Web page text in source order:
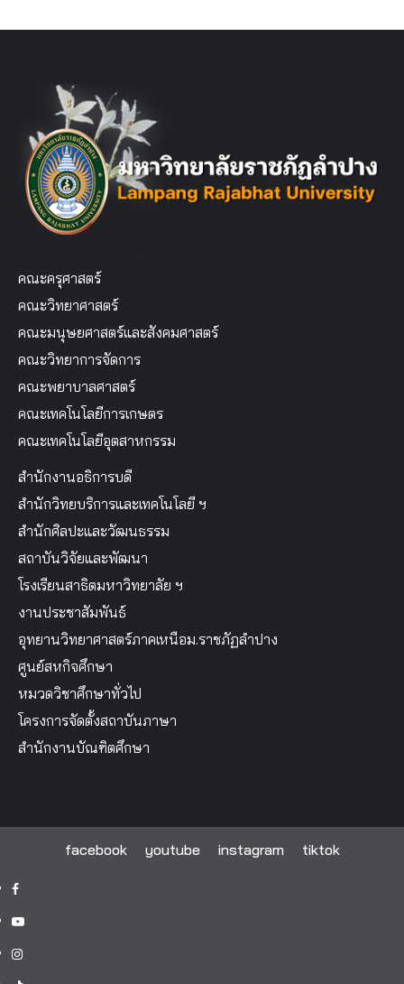
คณะครุศาสตร์
คณะวิทยาศาสตร์
คณะมนุษยศาสตร์และสังคมศาสตร์
คณะวิทยาการจัดการ
คณะพยาบาลศาสตร์
คณะเทคโนโลยีการเกษตร
คณะเทคโนโลยีอุตสาหกรรม
สำนักงานอธิการบดี
สำนักวิทยบริการและเทคโนโลยี ฯ
สำนักศิลปะและวัฒนธรรม
สถาบันวิจัยและพัฒนา
โรงเรียนสาธิตมหาวิทยาลัย ฯ
งานประชาสัมพันธ์
อุทยานวิทยาศาสตร์ภาคเหนือม.ราชภัฏลำปาง
ศูนย์สหกิจศึกษา
หมวดวิชาศึกษาทั่วไป
โครงการจัดตั้งสถาบันภาษา
สำนักงานบัณฑิตศึกษา
facebook youtube instagram tiktok
facebook
youtube
instagram